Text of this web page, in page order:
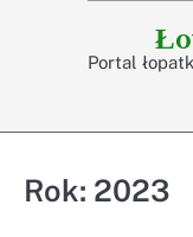
Portal
Rok: 2023